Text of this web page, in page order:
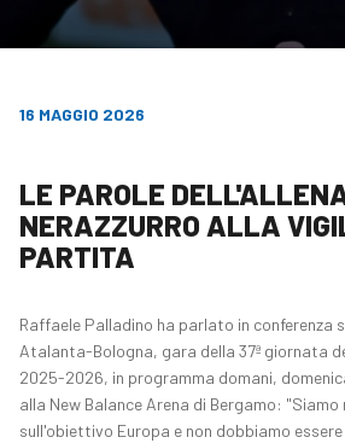
16 MAGGIO 2026
LE PAROLE
NERAZZURRO ALLA
PARTITA
Raffaele Palladino ha parlato in conferenza
Atalanta-Bologna, gara della 37ª giornata
2025-2026, in programma domani,
alla New Balance Arena di Bergamo:
sull'obiettivo Europa e non dobbiamo